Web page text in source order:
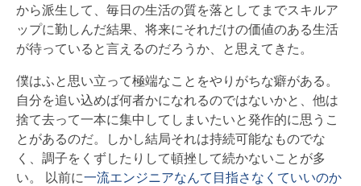
から派生して、毎日の生活の質を落としてまでスキルア
ップに勤しんだ結果、将来にそれだけの価値のある生活
が待っていると言えるのだろうか、と思えてきた。
僕はふと思い立って極端なことをやりがちな癖がある。
自分を追い込めば何者かになれるのではないかと、他は
捨て去って一本に集中してしまいたいと発作的に思うこ
とがあるのだ。しかし結局それは持続可能なものでな
く、調子をくずしたりして頓挫して続かないことが多
い。 以前に一流エンジニアなんて目指さなくていいのか